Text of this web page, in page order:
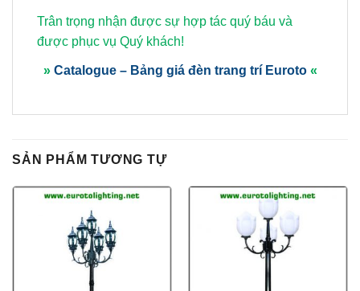
Trân trọng nhận được sự hợp tác quý báu và
được phục vụ Quý khách!
» Catalogue – Bảng giá đèn trang trí Euroto «
SẢN PHẨM TƯƠNG TỰ